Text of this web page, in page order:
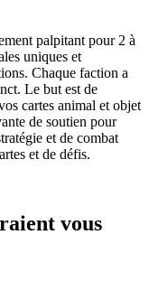
palpitant pour 2 à
uniques et
Chaque faction a
Le but est de
cartes animal et objet
de soutien pour
et de combat
et de défis.
vous